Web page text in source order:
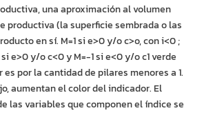
una aproximación al volumen
productiva (la superficie sembrada o las
en sí. M=1 si e>0 y/o c>o, con i<0 ;
e>0 y/o c<0 y M=-1 si e<0 y/o c1 verde
por la cantidad de pilares menores a 1.
aumentan el color del indicador. El
las variables que componen el índice se